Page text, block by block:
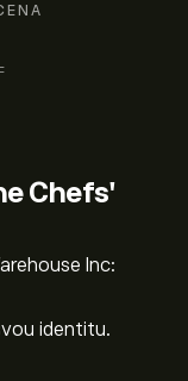
Chefs'
Inc:
identitu.